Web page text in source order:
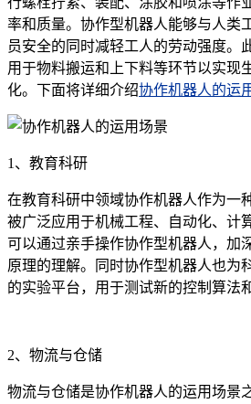
率和质量。协作型机器人能够与人类
员安全的同时减轻工人的劳动强度。
用于物料搬运和上下料等环节以实现
化。下面将详细介绍协作机器人的运
1、教育科研
在教育科研中领域协作机器人作为一
被广泛应用于机械工程、自动化、计
可以通过亲手操作协作型机器人，加
原理的理解。同时协作型机器人也为
的实验平台，用于测试新的控制算法
2、物流与仓储
物流与仓储是协作机器人的运用场景